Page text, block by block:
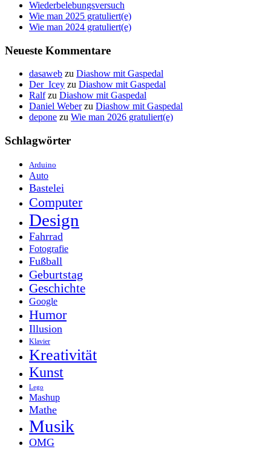
Wiederbelebungsversuch
Wie man 2025 gratuliert(e)
Wie man 2024 gratuliert(e)
Neueste Kommentare
dasaweb zu Diashow mit Gaspedal
Der_Icey zu Diashow mit Gaspedal
Ralfzu Diashow mit Gaspedal
Daniel Weberzu Diashow mit Gaspedal
depone zu Wie man 2026 gratuliert(e)
Schlagwörter
Arduino
Auto
Bastelei
Computer
Design
Fahrrad
Fotografie
Fußball
Geburtstag
Geschichte
Google
Humor
Illusion
Klavier
Kreativität
Kunst
Lego
Mashup
Mathe
Musik
OMG